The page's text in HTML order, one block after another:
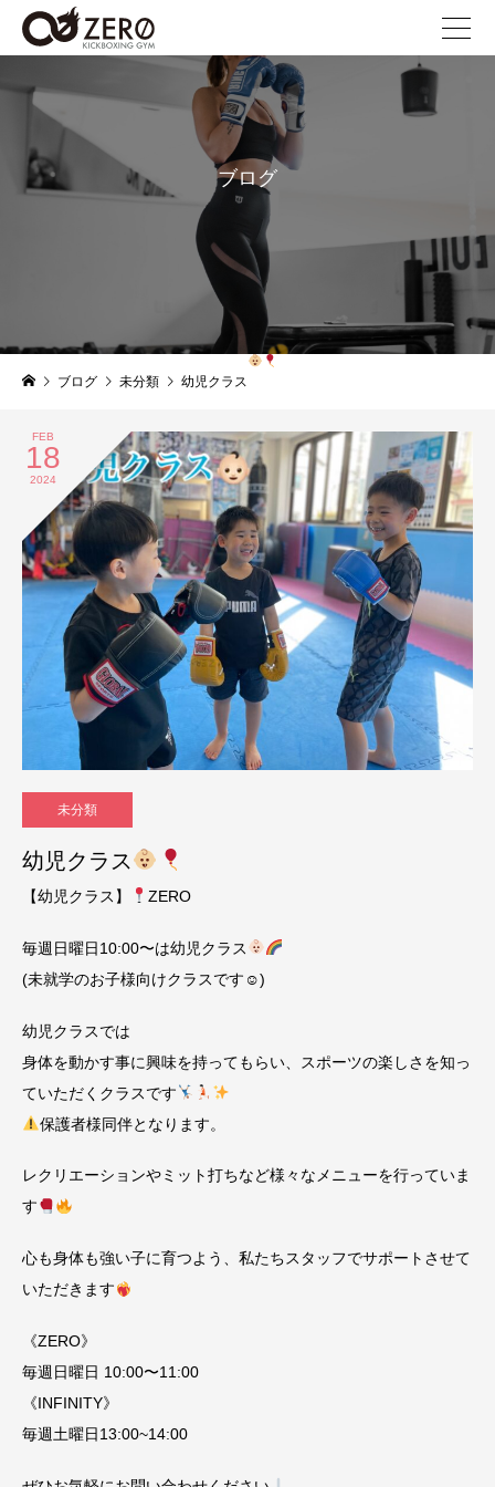
blog
ブログ
ブログ 未分類 幼児クラス
FEB
18
2024
未分類
幼児クラス
【幼児クラス】 ZERO
毎週日曜日10:00〜は幼児クラス
(未就学のお子様向けクラスです☺︎)
幼児クラスでは
身体を動かす事に興味を持ってもらい、スポーツの楽しさを知っ
ていただくクラスです
保護者様同伴となります。
レクリエーションやミット打ちなど様々なメニューを行っていま
す
心も身体も強い子に育つよう、私たちスタッフでサポートさせて
いただきます
《ZERO》
毎週日曜日 10:00〜11:00
《INFINITY》
毎週土曜日13:00~14:00